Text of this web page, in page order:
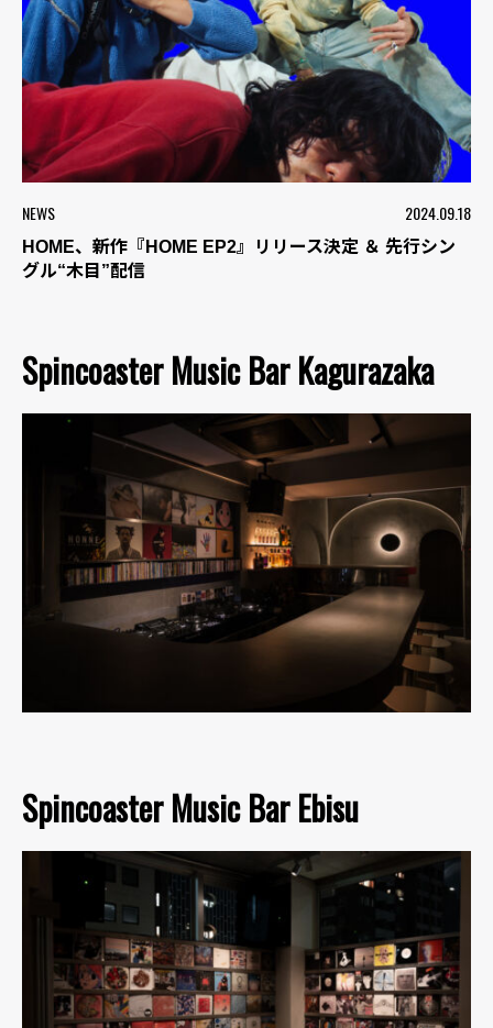
NEWS 2024.09.18
HOME、新作『HOME EP2』リリース決定 ＆ 先行シン
グル“木目”配信
Spincoaster Music Bar Kagurazaka
Spincoaster Music Bar Ebisu